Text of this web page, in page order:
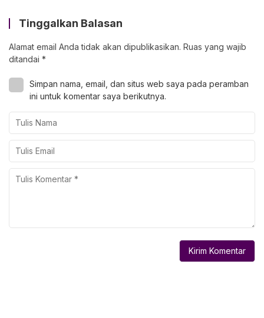
Tinggalkan Balasan
Alamat email Anda tidak akan dipublikasikan. Ruas yang wajib
ditandai *
Simpan nama, email, dan situs web saya pada peramban
ini untuk komentar saya berikutnya.